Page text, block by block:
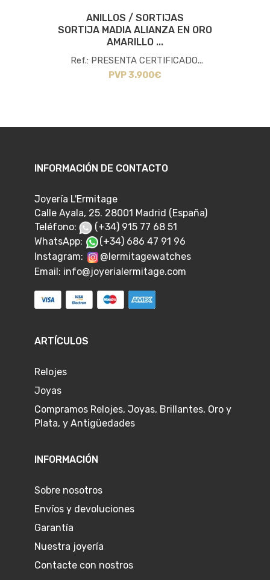
ANILLOS / SORTIJAS
SORTIJA MADIA ALIANZA EN ORO
AMARILLO ...
Ref.: PRESENTA CERTIFICADO...
PVP 3.900€
INFORMACIÓN DE CONTACTO
Joyería L'Ermitage
Calle Ayala, 25. 28001 Madrid (España)
Teléfono:
(+34) 915 77 68 51
WhatsApp:
(+34) 686 47 91 96
Instagram:
@lermitagewatches
Email: info@joyerialermitage.com
ARTÍCULOS
Relojes
Joyas
Compramos Relojes, Joyas, Brillantes, Oro y
Plata, y Antigüedades
INFORMACIÓN
Sobre nosotros
Envíos y devoluciones
Garantía
Nuestra joyería
Contacte con nostros